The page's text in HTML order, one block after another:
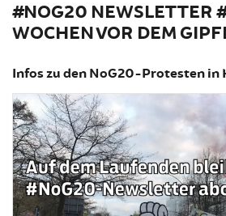
#NOG20 NEWSLETTER
WOCHEN VOR DEM
Infos zu den NoG20-Protesten in